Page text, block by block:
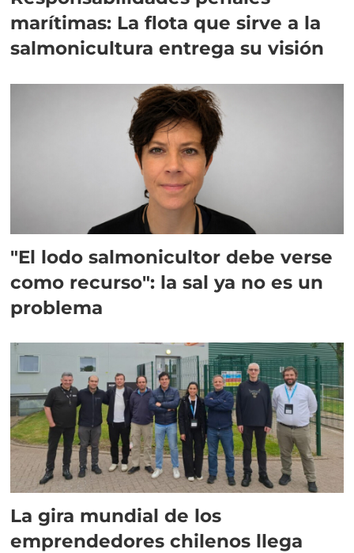
marítimas: La flota que sirve a la
salmonicultura entrega su visión
"El lodo salmonicultor debe verse
como recurso": la sal ya no es un
problema
La gira mundial de los
emprendedores chilenos llega